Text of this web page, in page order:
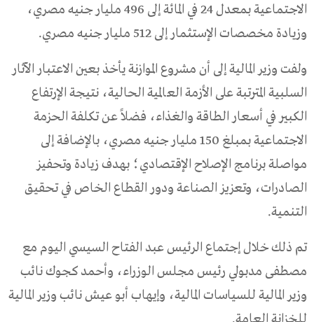
الاجتماعية بمعدل 24 في المائة إلى 496 مليار جنيه مصري،
وزيادة مخصصات الإستثمار إلى 512 مليار جنيه مصري.
ولفت وزير المالية إلى أن مشروع الموازنة يأخذ بعين الاعتبار الآثار
السلبية المترتبة على الأزمة العالمية الحالية، نتيجة الإرتفاع
الكبير في أسعار الطاقة والغذاء، فضلاً عن تكلفة الحزمة
الاجتماعية بمبلغ 150 مليار جنيه مصري، بالإضافة إلى
مواصلة برنامج الإصلاح الإقتصادي؛ بهدف زيادة وتحفيز
الصادرات، وتعزيز الصناعة ودور القطاع الخاص في تحقيق
التنمية.
تم ذلك خلال إجتماع الرئيس عبد الفتاح السيسي اليوم مع
مصطفى مدبولي رئيس مجلس الوزراء، وأحمد كجوك نائب
وزير المالية للسياسات المالية، وإيهاب أبو عيش نائب وزير المالية